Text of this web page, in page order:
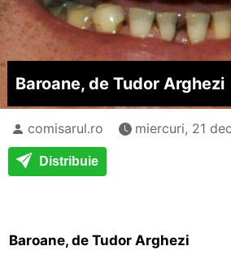
Baroane, de Tudor Arghezi
comisarul.ro miercuri, 21
Distribuie
Baroane, de Tudor Arghezi